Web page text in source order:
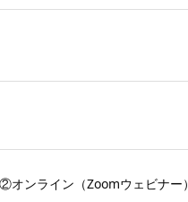
ンライン（Zoomウェビナー）